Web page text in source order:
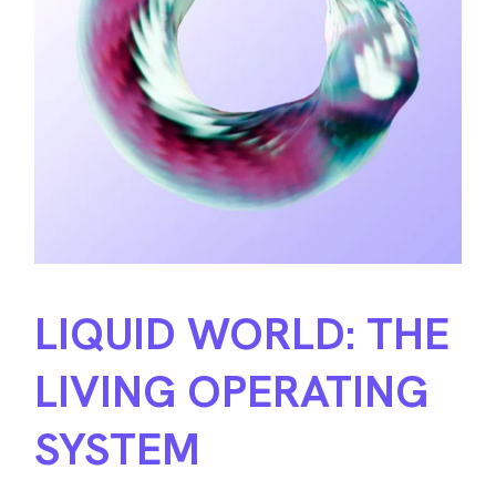
LIQUID WORLD: THE
LIVING OPERATING
SYSTEM